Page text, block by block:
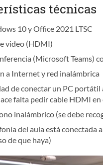
técnicas
10 y Office 2021 LTSC
video (HDMI)
(Microsoft Teams)
a Internet y red inalámbrica
de conectar un PC portátil
falta pedir cable HDMI en
inalámbrico (se debe
del aula está conectada
de que haya)